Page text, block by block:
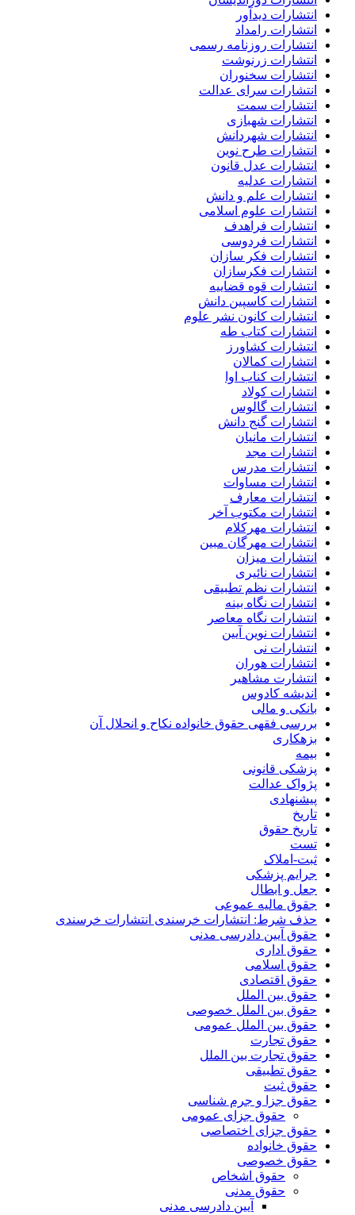
انتشارات دیدآور
انتشارات رامداد
انتشارات روزنامه رسمی
انتشارات زرنوشت
انتشارات سخنوران
انتشارات سرای عدالت
انتشارات سمت
انتشارات شهبازی
انتشارات شهردانش
انتشارات طرح نوین
انتشارات عدل قانون
انتشارات عدلیه
انتشارات علم و دانش
انتشارات علوم اسلامی
انتشارات فراهدف
انتشارات فردوسی
انتشارات فکر سازان
انتشارات فکرسازان
انتشارات قوه قضاییه
انتشارات کاسپین دانش
انتشارات کانون نشر علوم
انتشارات کتاب طه
انتشارات کشاورز
انتشارات کمالان
انتشارات کناب اوا
انتشارات کولاد
انتشارات گالوس
انتشارات گنج دانش
انتشارات مانیان
انتشارات مجد
انتشارات مدرس
انتشارات مساوات
انتشارات معارف
انتشارات مکتوب آخر
انتشارات مهرکلام
انتشارات مهرگان مبین
انتشارات میزان
انتشارات نائیری
انتشارات نظم تطبیقی
انتشارات نگاه بینه
انتشارات نگاه معاصر
انتشارات نوین آیین
انتشارات نی
انتشارات هوران
انتشارت مشاهیر
اندیشه کادوس
بانکی و مالی
بررسی فقهی حقوق خانواده نکاح و انحلال آن
بزهکاری
بیمه
پزشکی قانونی
پژواک عدالت
پیشنهادی
تاریخ
تاریخ حقوق
تست
ثبت-املاک
جرایم پزشکی
جعل و ابطال
جقوق مالیه عموعی
حذف شرط: انتشارات خرسندی انتشارات خرسندی
حقوق آیین دادرسی مدنی
حقوق اداری
حقوق اسلامی
حقوق اقتصادی
حقوق بین الملل
حقوق بین الملل خصوصی
حقوق بین الملل عمومی
حقوق تجارت
حقوق تجارت بین الملل
حقوق تطبیقی
حقوق ثبت
حقوق جزا و جرم شناسی
حقوق جزای عمومی
حقوق جزای اختصاصی
حقوق خانواده
حقوق خصوصی
حقوق اشخاص
حقوق مدنی
آیین دادرسی مدنی